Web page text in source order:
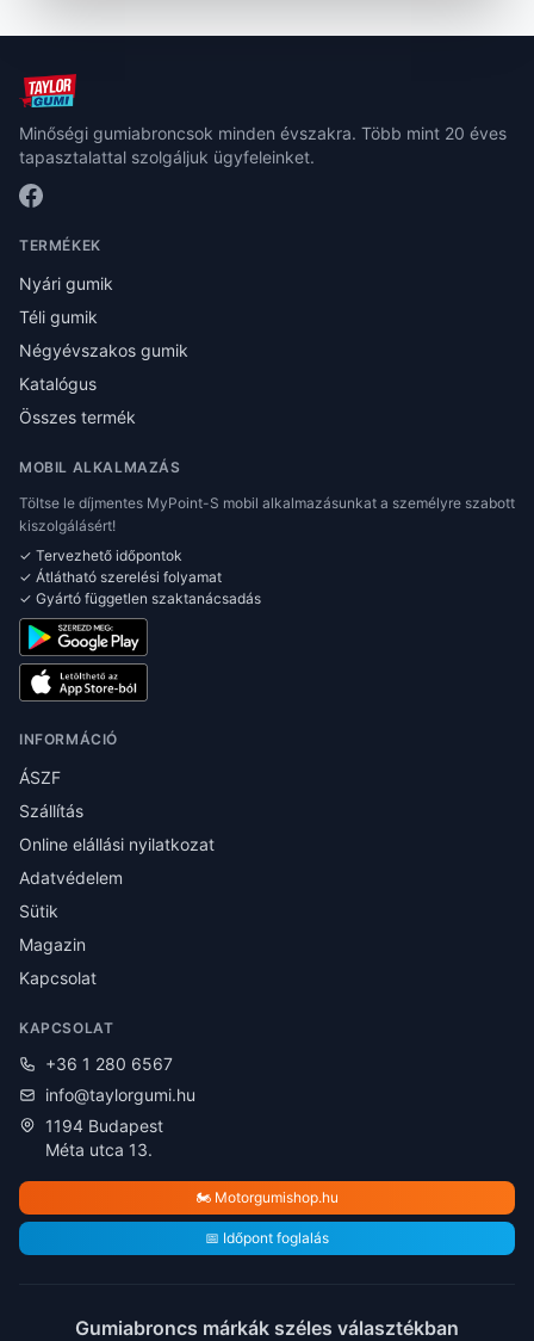
Minőségi gumiabroncsok minden évszakra. Több mint 20 éves
tapasztalattal szolgáljuk ügyfeleinket.
TERMÉKEK
Nyári gumik
Téli gumik
Négyévszakos gumik
Katalógus
Összes termék
MOBIL ALKALMAZÁS
Töltse le díjmentes MyPoint-S mobil alkalmazásunkat a személyre szabott
kiszolgálásért!
✓ Tervezhető időpontok
✓ Átlátható szerelési folyamat
✓ Gyártó független szaktanácsadás
INFORMÁCIÓ
ÁSZF
Szállítás
Online elállási nyilatkozat
Adatvédelem
Sütik
Magazin
Kapcsolat
KAPCSOLAT
+36 1 280 6567
info@taylorgumi.hu
1194 Budapest
Méta utca 13.
🏍️ Motorgumishop.hu
📅 Időpont foglalás
Gumiabroncs márkák széles választékban